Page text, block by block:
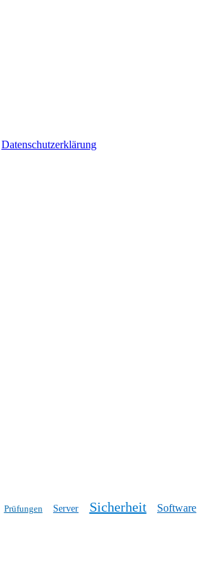
Datenschutzerklärung
Prüfungen Server Sicherheit Software